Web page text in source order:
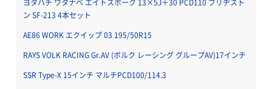
ヨタハチ ワタナベ エイトスポーク 13×5J＋30 PCD110 ブリヂスト
ン SF-213 4本セット
AE86 WORK エクイップ 03 195/50R15
RAYS VOLK RACING Gr.AV (ボルク レーシング グループAV)17インチ
SSR Type-X 15インチ マルチPCD100/114.3